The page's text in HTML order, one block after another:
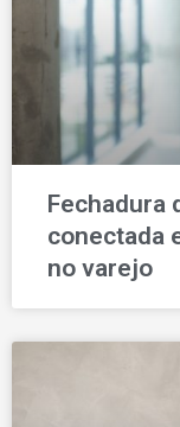
Fechadura
conectada
no varejo